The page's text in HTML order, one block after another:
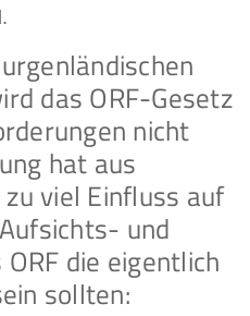
das ORF-Gesetz
nicht
hat aus
viel Einfluss auf
und
die eigentlich
sollten: